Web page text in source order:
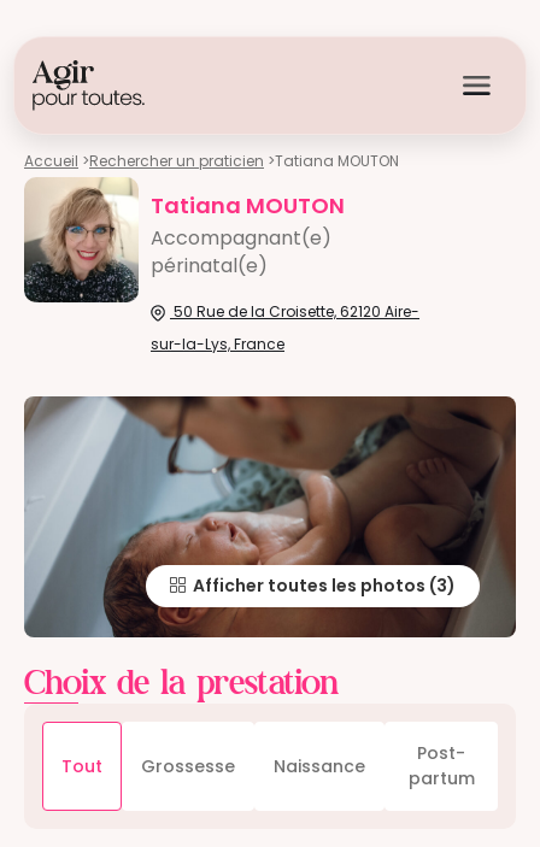
Accueil >Rechercher un praticien >Tatiana MOUTON
Tatiana MOUTON
Accompagnant(e)
périnatal(e)
50 Rue de la Croisette, 62120 Aire-
sur-la-Lys, France
Afficher toutes les photos
Choix de la prestation
Tout Grossesse Naissance
Post-
partum